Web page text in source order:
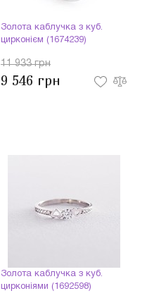
Золота каблучка з куб.
цирконієм (1674239)
11 933 грн
9 546 грн
Золота каблучка з куб.
цирконіями (1692598)